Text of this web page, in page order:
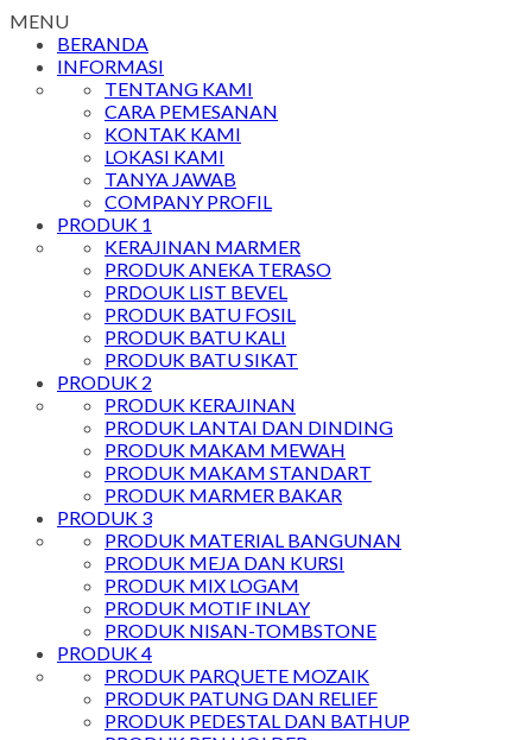
MENU
BERANDA
INFORMASI
TENTANG KAMI
CARA PEMESANAN
KONTAK KAMI
LOKASI KAMI
TANYA JAWAB
COMPANY PROFIL
PRODUK 1
KERAJINAN MARMER
PRODUK ANEKA TERASO
PRDOUK LIST BEVEL
PRODUK BATU FOSIL
PRODUK BATU KALI
PRODUK BATU SIKAT
PRODUK 2
PRODUK KERAJINAN
PRODUK LANTAI DAN DINDING
PRODUK MAKAM MEWAH
PRODUK MAKAM STANDART
PRODUK MARMER BAKAR
PRODUK 3
PRODUK MATERIAL BANGUNAN
PRODUK MEJA DAN KURSI
PRODUK MIX LOGAM
PRODUK MOTIF INLAY
PRODUK NISAN-TOMBSTONE
PRODUK 4
PRODUK PARQUETE MOZAIK
PRODUK PATUNG DAN RELIEF
PRODUK PEDESTAL DAN BATHUP